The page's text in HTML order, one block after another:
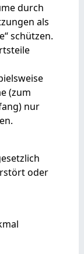
durch
als
schützen.
(zum
nur
oder